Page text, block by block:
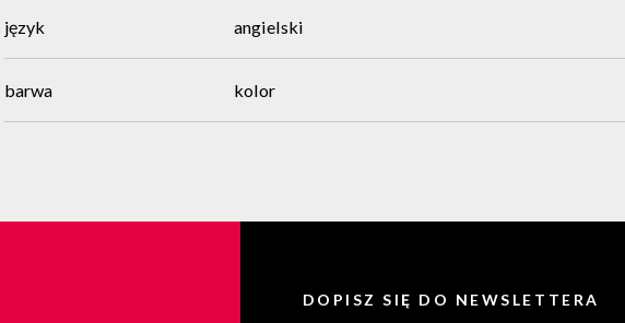
język angielski
barwa kolor
DOPISZ SIĘ DO NEWSLETTERA